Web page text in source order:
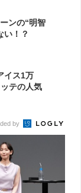
ンの“明智
い！？
イス1万
テの人気
by